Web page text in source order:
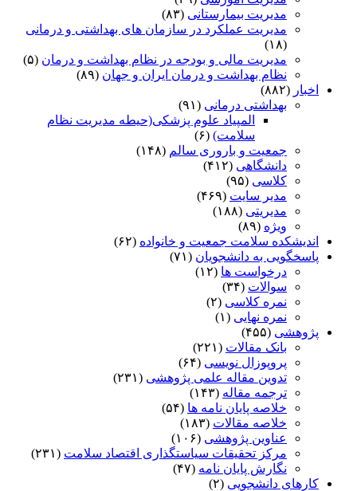
مدیریت بیمارستانی (۸۳)
مدیریت عملکرد در سازمان های بهداشتی و درمانی
(۱۸)
مدیریت مالی و بودجه در نظام بهداشت و درمان (۵)
نظام بهداشت و درمان ایران و جهان (۸۹)
اخبار (۸۸۲)
بهداشتی درمانی (۹۱)
المپیاد علوم پزشکی(حیطه مدیریت نظام
سلامت) (۶)
جمعیت و باروری سالم (۱۴۸)
دانشگاهی (۴۱۲)
کلاسی (۹۵)
مدیر سایت (۴۶۹)
مدیریتی (۱۸۸)
ویژه (۸۹)
اندیشکده سلامت جمعیت و خانواده (۶۲)
پاسخگویی به دانشجویان (۷۱)
درخواست ها (۱۲)
سوالات (۳۴)
نمره کلاسی (۲)
نمره نهایی (۱)
پژوهشی (۴۵۵)
بانک مقالات (۲۲۱)
پروپوزال نویسی (۶۴)
تدوین مقاله علمی پژوهشی (۲۳۱)
ترجمه مقاله (۱۴۳)
خلاصه پایان نامه ها (۵۴)
خلاصه مقالات (۱۸۳)
عناوین پژوهشی (۱۰۶)
مرکز تحقیقات سیاستگذاری اقتصاد سلامت (۲۳۱)
نگارش پایان نامه (۴۷)
کارهای دانشجویی (۲)